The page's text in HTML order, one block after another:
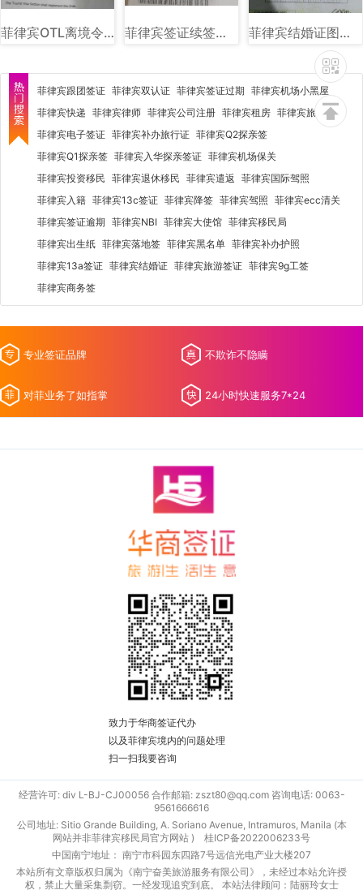
菲律宾OTL离境令图片样式讲解 菲律宾签证续签图片样式讲解 菲律宾结婚证图片样式讲解
菲律宾跟团签证 菲律宾双认证 菲律宾签证过期 菲律宾机场小黑屋
菲律宾快递 菲律宾律师 菲律宾公司注册 菲律宾租房 菲律宾旅行社
菲律宾电子签证 菲律宾补办旅行证 菲律宾Q2探亲签
菲律宾Q1探亲签 菲律宾入华探亲签证 菲律宾机场保关
菲律宾投资移民 菲律宾退休移民 菲律宾遣返 菲律宾国际驾照
菲律宾入籍 菲律宾13c签证 菲律宾降签 菲律宾驾照 菲律宾ecc清关
菲律宾签证逾期 菲律宾NBI 菲律宾大使馆 菲律宾移民局
菲律宾出生纸 菲律宾落地签 菲律宾黑名单 菲律宾补办护照
菲律宾13a签证 菲律宾结婚证 菲律宾旅游签证 菲律宾9g工签
菲律宾商务签
专业签证品牌 不欺诈不隐瞒
对菲业务了如指掌 24小时快速服务7*24
致力于华商签证代办
以及菲律宾境内的问题处理
扫一扫我要咨询
经营许可: div L-BJ-CJ00056 合作邮箱: zszt80@qq.com 咨询电话: 0063-
9561666616
公司地址: Sitio Grande Building, A. Soriano Avenue, Intramuros, Manila (本
网站并非菲律宾移民局官方网站 ) 桂ICP备2022006233号
中国南宁地址： 南宁市科园东四路7号远信光电产业大楼207
本站所有文章版权归属为《南宁奋美旅游服务有限公司》，未经过本站允许授
权，禁止大量采集剽窃。一经发现追究到底。 本站法律顾问：陆丽玲女士